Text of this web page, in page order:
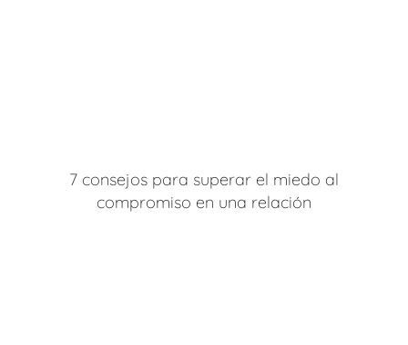
7 consejos para superar el miedo al
compromiso en una relación